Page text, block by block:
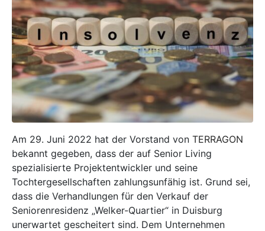
Am 29. Juni 2022 hat der Vorstand von TERRAGON
bekannt gegeben, dass der auf Senior Living
spezialisierte Projektentwickler und seine
Tochtergesellschaften zahlungsunfähig ist. Grund sei,
dass die Verhandlungen für den Verkauf der
Seniorenresidenz „Welker-Quartier“ in Duisburg
unerwartet gescheitert sind. Dem Unternehmen